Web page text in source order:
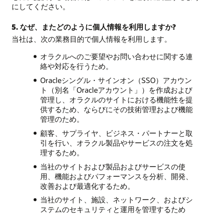
にしてください。
5. なぜ、またどのように個人情報を利用しますか?
当社は、次の業務目的で個人情報を利用します。
オラクルへのご要望やお問い合わせに関する連
絡や対応を行うため。
Oracleシングル・サインオン（SSO）アカウン
ト（別名「Oracleアカウント」）を作成および
管理し、オラクルのサイトにおける機能性を提
供するため、ならびにその技術管理および機能
管理のため。
顧客、サプライヤ、ビジネス・パートナーと取
引を行い、オラクル製品やサービスの注文を処
理するため。
当社のサイトおよび製品およびサービスの使
用、機能およびパフォーマンスを分析、開発、
改善および最適化するため。
当社のサイト、施設、ネットワーク、およびシ
ステムのセキュリティと運用を管理するため